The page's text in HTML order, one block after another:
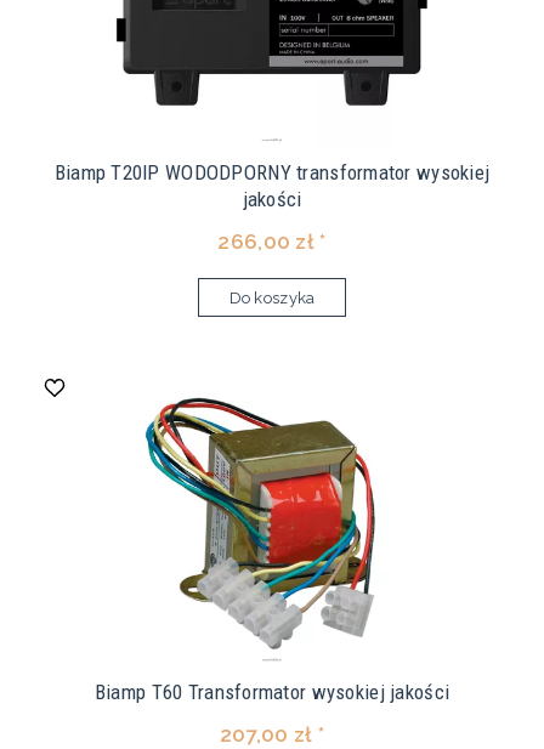
Biamp T20IP WODODPORNY transformator wysokiej
jakości
266,00 zł *
Do koszyka
Biamp T60 Transformator wysokiej jakości
207,00 zł *